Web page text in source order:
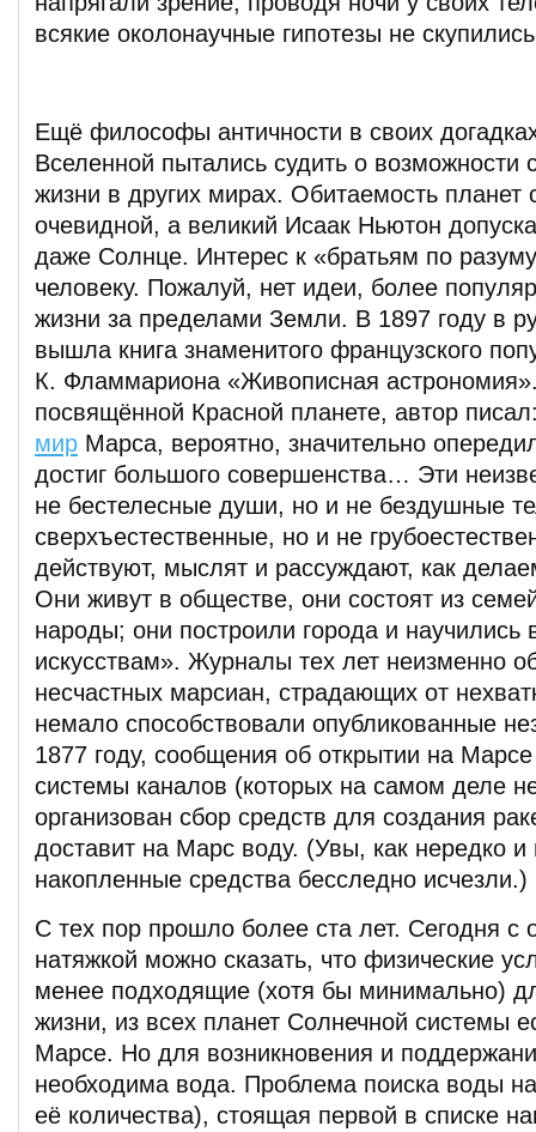
всякие околонаучные гипотезы не
Ещё философы античности в своих
Вселенной пытались судить о возможности
жизни в других мирах. Обитаемость планет
очевидной, а великий Исаак Ньютон
даже Солнце. Интерес к «братьям по
человеку. Пожалуй, нет идеи, более
жизни за пределами Земли. В 1897 году в
вышла книга знаменитого французского
К. Фламмариона «Живописная
посвящённой Красной планете, автор
мир Марса, вероятно, значительно
достиг большого совершенства… Эти
не бестелесные души, но и не бездушные
сверхъестественные, но и не
действуют, мыслят и рассуждают, как
Они живут в обществе, они состоят из
народы; они построили города и научились
искусствам». Журналы тех лет неизменно
несчастных марсиан, страдающих от
немало способствовали опубликованные
1877 году, сообщения об открытии на
системы каналов (которых на самом деле
организован сбор средств для создания
доставит на Марс воду. (Увы, как нередко
накопленные средства бесследно исчезли.)
С тех пор прошло более ста лет. Сегодня с
натяжкой можно сказать, что физические
менее подходящие (хотя бы минимально)
жизни, из всех планет Солнечной системы
Марсе. Но для возникновения и
необходима вода. Проблема поиска воды
её количества), стоящая первой в списке